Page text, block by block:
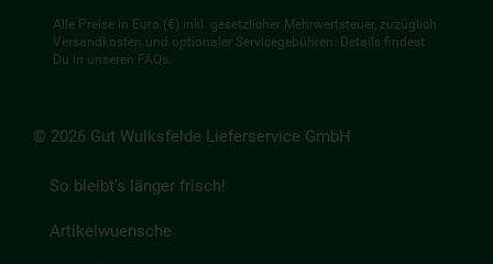
Alle Preise in Euro (€) inkl. gesetzlicher Mehrwertsteuer, zuzüglich
Versandkosten und optionaler Servicegebühren. Details findest
Du in unseren FAQs.
© 2026 Gut Wulksfelde Lieferservice GmbH
So bleibt's länger frisch!
Artikelwuensche